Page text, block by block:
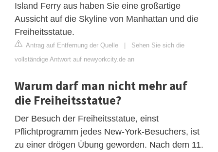
Island Ferry aus haben Sie eine großartige
Aussicht auf die Skyline von Manhattan und die
Freiheitsstatue.
Antrag auf Entfernung der Quelle | Sehen Sie sich die
vollständige Antwort auf newyorkcity.de an
Warum darf man nicht mehr auf
die Freiheitsstatue?
Der Besuch der Freiheitsstatue, einst
Pflichtprogramm jedes New-York-Besuchers, ist
zu einer drögen Übung geworden. Nach dem 11.